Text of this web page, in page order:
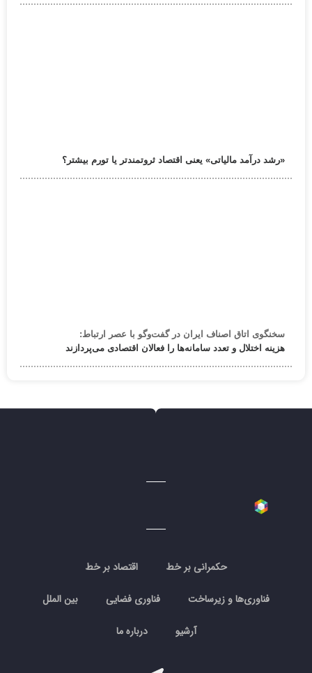
«رشد درآمد مالیاتی» یعنی اقتصاد ثروتمندتر یا تورم بیشتر؟
سخنگوی اتاق اصناف ایران در گفت‌وگو با عصر ارتباط:
هزینه اختلال و تعدد سامانه‌ها را فعالان اقتصادی می‌پردازند
حکمرانی بر خط اقتصاد بر خط
فناوری‌ها و زیرساخت فناوری فضایی بین الملل
آرشیو درباره ما